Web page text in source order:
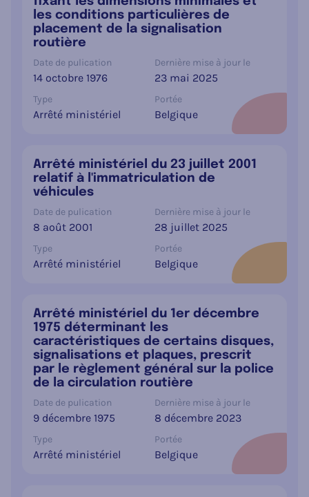
les conditions particulières de
placement de la signalisation
routière
Date de pulication
14 octobre 1976
Dernière mise à jour le
23 mai 2025
Type
Arrêté ministériel
Portée
Belgique
Arrêté ministériel du 23 juillet 2001
relatif à l'immatriculation de
véhicules
Date de pulication
8 août 2001
Dernière mise à jour le
28 juillet 2025
Type
Arrêté ministériel
Portée
Belgique
Arrêté ministériel du 1er décembre
1975 déterminant les
caractéristiques de certains disques,
signalisations et plaques, prescrit
par le règlement général sur la police
de la circulation routière
Date de pulication
9 décembre 1975
Dernière mise à jour le
8 décembre 2023
Type
Arrêté ministériel
Portée
Belgique